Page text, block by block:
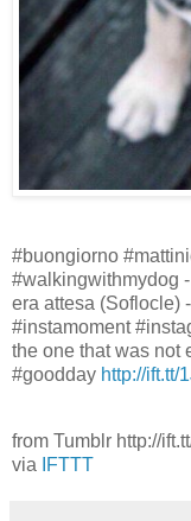
#buongiorno
#walkingwithmydog
era attesa (Soflocle)
#instamoment
the one that was not
#goodday http://ift.tt/
from Tumblr http://
via
IFTTT